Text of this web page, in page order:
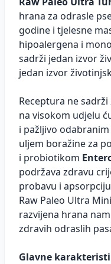
hrana za odrasle
godine i tjelesne
hipoalergena i
sadrži jedan izvor
jedan izvor
Receptura ne
na visokom udjelu
i pažljivo
uljem boražine za
i probiotikom
podržava zdravu
probavu i
Raw Paleo Ultra
razvijena hrana
zdravih odraslih
Glavne